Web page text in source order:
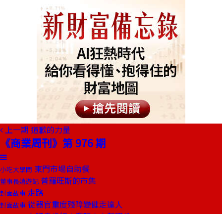
上一期 道歉的力量
《商業周刊》第 976 期
小吃大學問 東門市場自助餐
董事長嬉遊記 普羅旺斯的市集
封面故事 走路
封面故事 從器官重度殘障變健走達人